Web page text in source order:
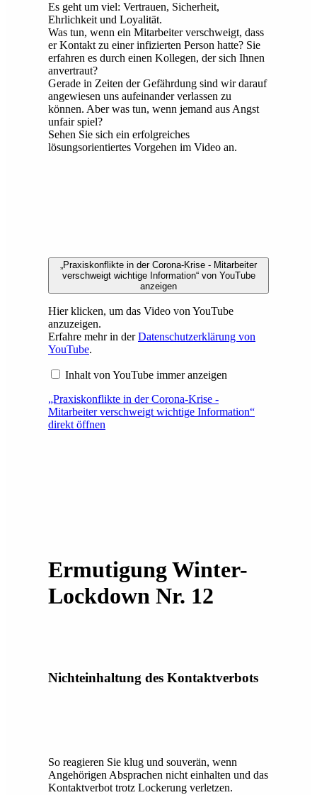
Es geht um viel: Vertrauen, Sicherheit,
Ehrlichkeit und Loyalität.
Was tun, wenn ein Mitarbeiter verschweigt, dass
er Kontakt zu einer infizierten Person hatte? Sie
erfahren es durch einen Kollegen, der sich Ihnen
anvertraut?
Gerade in Zeiten der Gefährdung sind wir darauf
angewiesen uns aufeinander verlassen zu
können. Aber was tun, wenn jemand aus Angst
unfair spiel?
Sehen Sie sich ein erfolgreiches
lösungsorientiertes Vorgehen im Video an.
„Praxiskonflikte in der Corona-Krise - Mitarbeiter
verschweigt wichtige Information“ von YouTube
anzeigen
Hier klicken, um das Video von YouTube
anzuzeigen.
Erfahre mehr in derDatenschutzerklärung von
YouTube.
Inhalt von YouTube immer anzeigen
„Praxiskonflikte in der Corona-Krise -
Mitarbeiter verschweigt wichtige Information“
direkt öffnen
Ermutigung Winter-
Lockdown Nr. 12
Nichteinhaltung des Kontaktverbots
So reagieren Sie klug und souverän, wenn
Angehörigen Absprachen nicht einhalten und das
Kontaktverbot trotz Lockerung verletzen.